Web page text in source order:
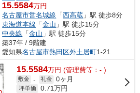
15.5584万円
名古屋市営名城線 「西高蔵 」駅 徒歩8分
東海道本線 「金山 」駅 徒歩15分
中央線 「金山 」駅 徒歩15分
築37年 / 9階建
愛知県名古屋市熱田区外土居町1-21
15.5584万円 (管理費等：- )
敷金 - 礼金 0ヶ月
坪単価 0.71万円